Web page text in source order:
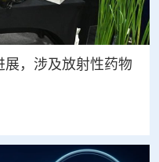
展，涉及放射性药物